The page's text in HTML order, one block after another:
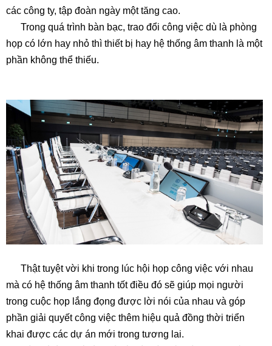
các công ty, tập đoàn ngày một tăng cao.
Trong quá trình bàn bạc, trao đổi công việc dù là phòng
họp có lớn hay nhỏ thì thiết bị hay hệ thống âm thanh là một
phần không thể thiếu.
Thật tuyệt vời khi trong lúc hội họp công việc với nhau
mà có hệ thống âm thanh tốt điều đó sẽ giúp mọi người
trong cuộc họp lắng đọng được lời nói của nhau và góp
phần giải quyết công việc thêm hiệu quả đồng thời triển
khai được các dự án mới trong tương lai.